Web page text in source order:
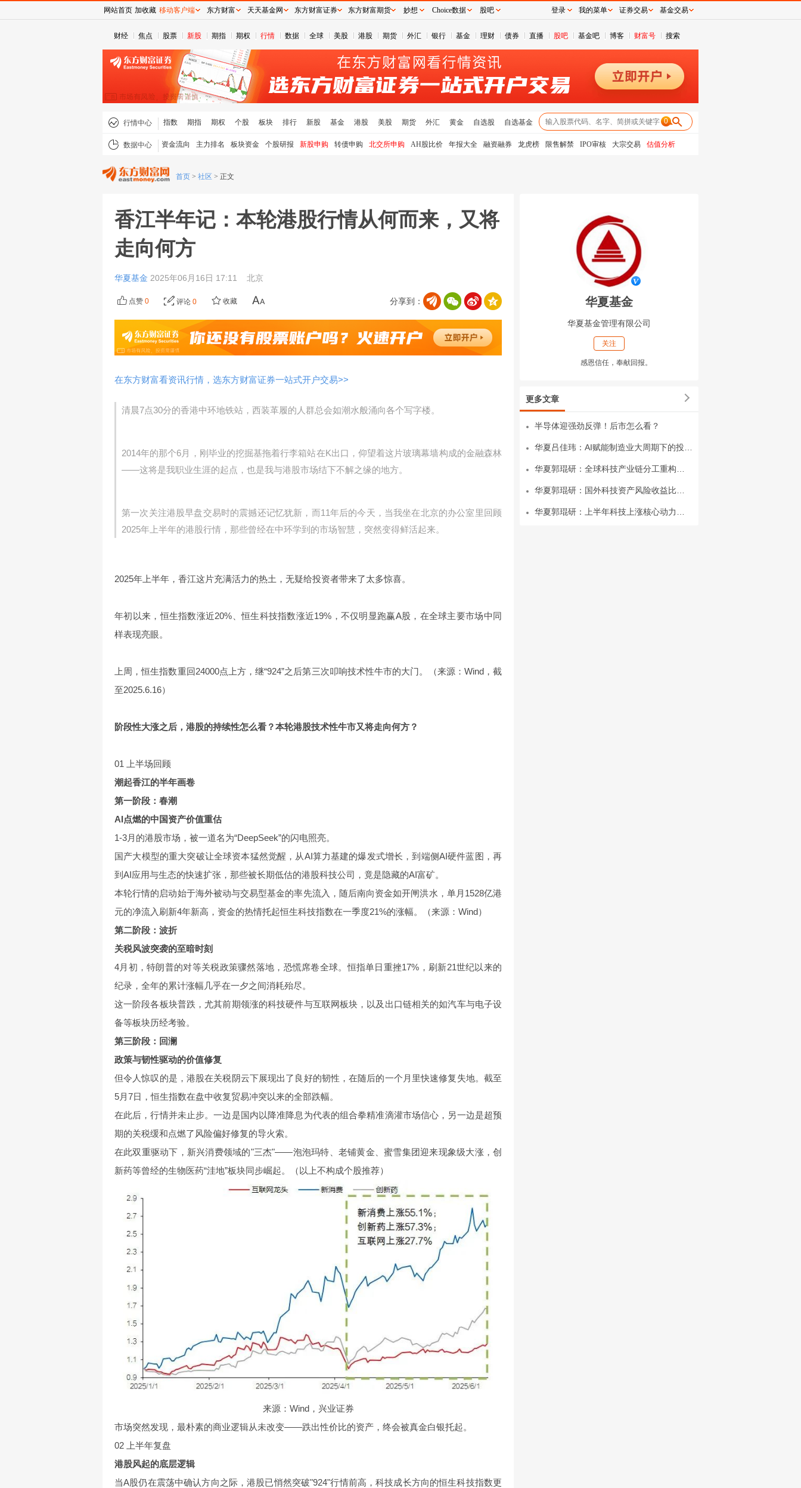
财经 焦点 股票 新股 期指 期权 行情 数据 全球 美股 港股 期货 外汇 银行 基金 理财 债券 直播 股吧 基金吧 博客 财富号 搜索
行情中心 指数 期指 期权 个股 板块 排行 新股 基金 港股 美股 期货 外汇 黄金 自选股 自选基金 0
数据中心 资金流向 主力排名 板块资金 个股研报 新股申购 转债申购 北交所申购 AH股比价 年报大全 融资融券 龙虎榜 限售解禁 IPO审核 大宗交易 估值分析
首页 > 社区 > 正文
香江半年记：本轮港股行情从何而来，又将
走向何方
华夏基金 2025年06月16日 17:11 北京
分享到：
点赞 0 评论 0 收藏
在东方财富看资讯行情，选东方财富证券一站式开户交易>>
清晨7点30分的香港中环地铁站，西装革履的人群总会如潮水般涌向各个写字楼。
2014年的那个6月，刚毕业的挖掘基拖着行李箱站在K出口，仰望着这片玻璃幕墙构成的金融森林
——这将是我职业生涯的起点，也是我与港股市场结下不解之缘的地方。
第一次关注港股早盘交易时的震撼还记忆犹新，而11年后的今天，当我坐在北京的办公室里回顾
2025年上半年的港股行情，那些曾经在中环学到的市场智慧，突然变得鲜活起来。
2025年上半年，香江这片充满活力的热土，无疑给投资者带来了太多惊喜。
年初以来，恒生指数涨近20%、恒生科技指数涨近19%，不仅明显跑赢A股，在全球主要市场中同
样表现亮眼。
上周，恒生指数重回24000点上方，继“924”之后第三次叩响技术性牛市的大门。（来源：Wind，截
至2025.6.16）
阶段性大涨之后，港股的持续性怎么看？本轮港股技术性牛市又将走向何方？
01 上半场回顾
潮起香江的半年画卷
第一阶段：春潮
AI点燃的中国资产价值重估
1-3月的港股市场，被一道名为“DeepSeek”的闪电照亮。
国产大模型的重大突破让全球资本猛然觉醒，从AI算力基建的爆发式增长，到端侧AI硬件蓝图，再
到AI应用与生态的快速扩张，那些被长期低估的港股科技公司，竟是隐藏的AI富矿。
本轮行情的启动始于海外被动与交易型基金的率先流入，随后南向资金如开闸洪水，单月1528亿港
元的净流入刷新4年新高，资金的热情托起恒生科技指数在一季度21%的涨幅。（来源：Wind）
第二阶段：波折
关税风波突袭的至暗时刻
4月初，特朗普的对等关税政策骤然落地，恐慌席卷全球。恒指单日重挫17%，刷新21世纪以来的
纪录，全年的累计涨幅几乎在一夕之间消耗殆尽。
这一阶段各板块普跌，尤其前期领涨的科技硬件与互联网板块，以及出口链相关的如汽车与电子设
备等板块历经考验。
第三阶段：回澜
政策与韧性驱动的价值修复
但令人惊叹的是，港股在关税阴云下展现出了良好的韧性，在随后的一个月里快速修复失地。截至
5月7日，恒生指数在盘中收复贸易冲突以来的全部跌幅。
在此后，行情并未止步。一边是国内以降准降息为代表的组合拳精准滴灌市场信心，另一边是超预
期的关税缓和点燃了风险偏好修复的导火索。
在此双重驱动下，新兴消费领域的"三杰"——泡泡玛特、老铺黄金、蜜雪集团迎来现象级大涨，创
新药等曾经的生物医药“洼地”板块同步崛起。（以上不构成个股推荐）
来源：Wind，兴业证券
市场突然发现，最朴素的商业逻辑从未改变——跌出性价比的资产，终会被真金白银托起。
02 上半年复盘
港股风起的底层逻辑
当A股仍在震荡中确认方向之际，港股已悄然突破"924"行情前高，科技成长方向的恒生科技指数更
华夏基金
华夏基金管理有限公司
关注
感恩信任，奉献回报。
更多文章
半导体迎强劲反弹！后市怎么看？
网站首页 加收藏 移动客户端 东方财富 天天基金网 东方财富证券 东方财富期货 妙想 Choice数据 股吧 登录 我的菜单 证券交易 基金交易